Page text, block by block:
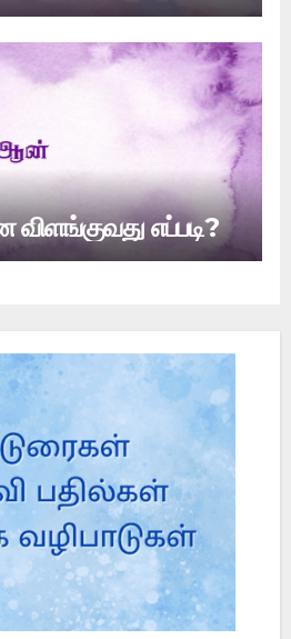
எப்படி?